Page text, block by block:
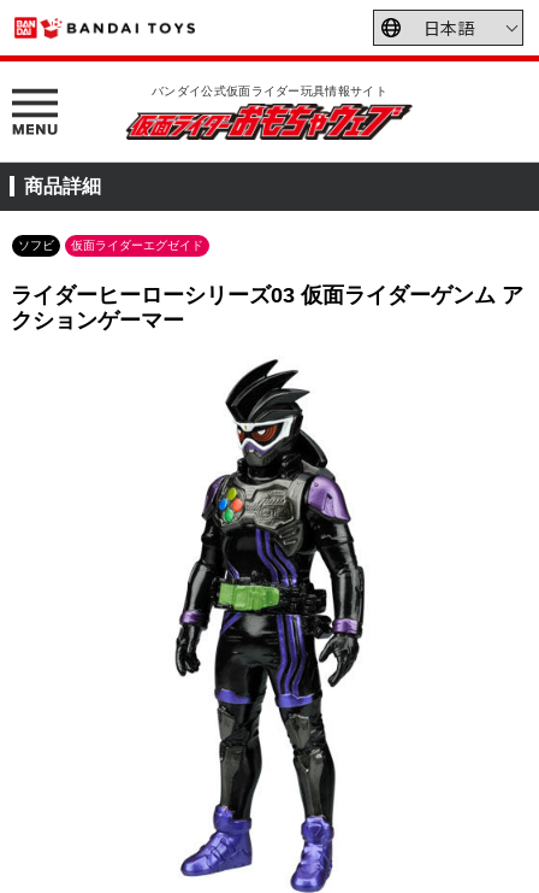
バンダイ公式仮面ライダー玩具情報サイト
商品詳細
ソフビ 仮面ライダーエグゼイド
ライダーヒーローシリーズ03 仮面ライダーゲンム ア
クションゲーマー